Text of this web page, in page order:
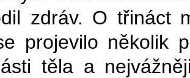
zdráv. O třináct
projevilo několik
těla a